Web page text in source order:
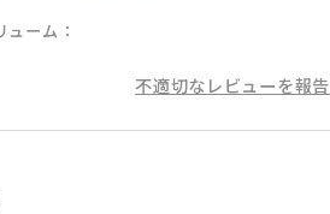
ューム
不適切なレビューを報告